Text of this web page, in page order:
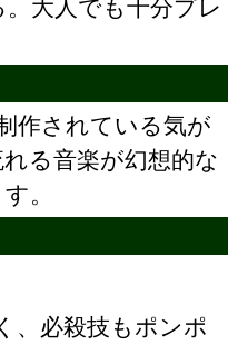
大人でも十分プレ
作されている気が
る音楽が幻想的な
。
、必殺技もポンポ